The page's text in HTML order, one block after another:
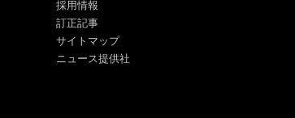
採用情報
訂正記事
サイトマップ
ニュース提供社